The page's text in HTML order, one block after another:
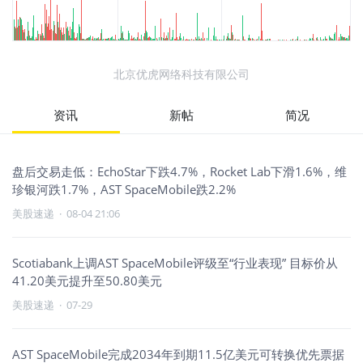
北京优虎网络科技有限公司
资讯 新帖 简况
盘后交易走低：EchoStar下跌4.7%，Rocket Lab下滑1.6%，维
珍银河跌1.7%，AST SpaceMobile跌2.2%
美股速递 · 08-04 21:06
Scotiabank上调AST SpaceMobile评级至“行业表现” 目标价从
41.20美元提升至50.80美元
美股速递 · 07-29
AST SpaceMobile完成2034年到期11.5亿美元可转换优先票据